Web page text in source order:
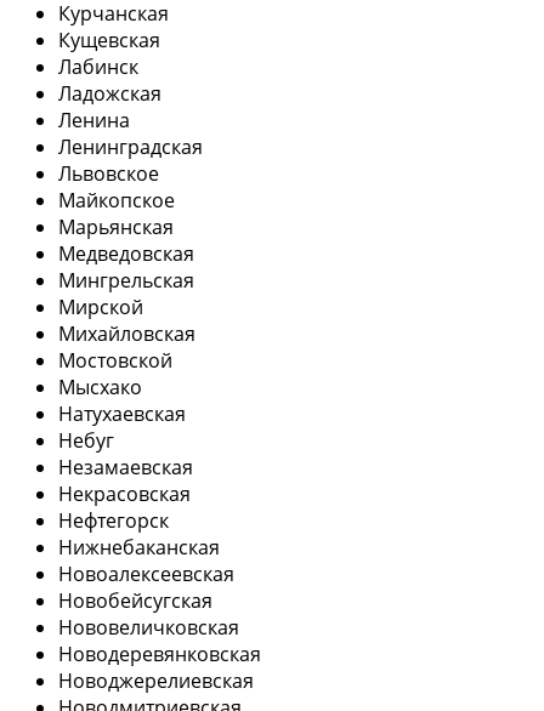
Курчанская
Кущевская
Лабинск
Ладожская
Ленина
Ленинградская
Львовское
Майкопское
Марьянская
Медведовская
Мингрельская
Мирской
Михайловская
Мостовской
Мысхако
Натухаевская
Небуг
Незамаевская
Некрасовская
Нефтегорск
Нижнебаканская
Новоалексеевская
Новобейсугская
Нововеличковская
Новодеревянковская
Новоджерелиевская